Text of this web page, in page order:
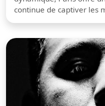
continue de captiver les